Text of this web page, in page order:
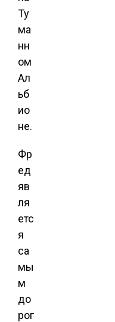
Ту
ма
нн
ом
Ал
ьб
ио
не.
Фр
ед
яв
ля
етс
я
са
мы
м
до
рог